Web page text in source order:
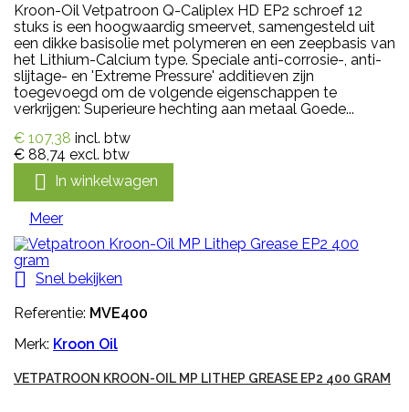
Kroon-Oil Vetpatroon Q-Caliplex HD EP2 schroef 12
stuks is een hoogwaardig smeervet, samengesteld uit
een dikke basisolie met polymeren en een zeepbasis van
het Lithium-Calcium type. Speciale anti-corrosie-, anti-
slijtage- en 'Extreme Pressure' additieven zijn
toegevoegd om de volgende eigenschappen te
verkrijgen: Superieure hechting aan metaal Goede...
€ 107,38 incl. btw
€ 88,74 excl. btw
 In winkelwagen
Meer
 Snel bekijken
Referentie: MVE400
Merk: Kroon Oil
VETPATROON KROON-OIL MP LITHEP GREASE EP2 400 GRAM